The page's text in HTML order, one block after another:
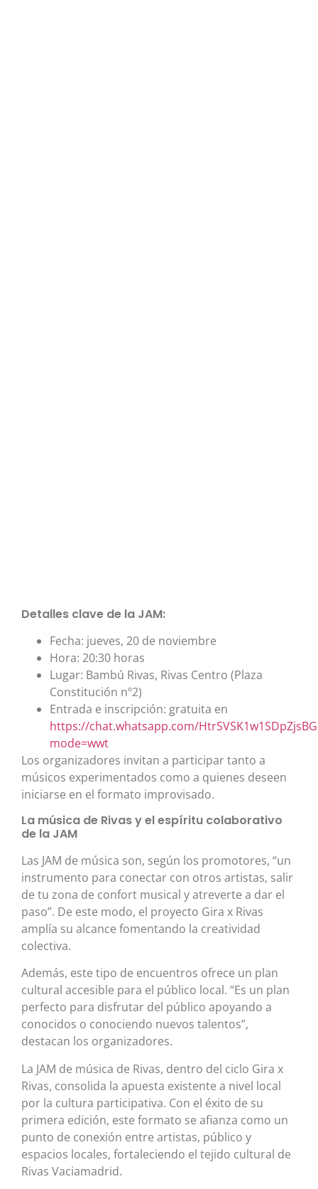
Detalles clave de la JAM:
Fecha: jueves, 20 de noviembre
Hora: 20:30 horas
Lugar: Bambú Rivas, Rivas Centro (Plaza
Constitución nº2)
Entrada e inscripción: gratuita en
https://chat.whatsapp.com/
mode=wwt
Los organizadores invitan a participar tanto a
músicos experimentados como a quienes deseen
iniciarse en el formato improvisado.
La música de Rivas y el espíritu colaborativo
de la JAM
Las JAM de música son, según los promotores, “un
instrumento para conectar con otros artistas, salir
de tu zona de confort musical y atreverte a dar el
paso”. De este modo, el proyecto Gira x Rivas
amplía su alcance fomentando la creatividad
colectiva.
Además, este tipo de encuentros ofrece un plan
cultural accesible para el público local. “Es un plan
perfecto para disfrutar del público apoyando a
conocidos o conociendo nuevos talentos”,
destacan los organizadores.
La JAM de música de Rivas, dentro del ciclo Gira x
Rivas, consolida la apuesta existente a nivel local
por la cultura participativa. Con el éxito de su
primera edición, este formato se afianza como un
punto de conexión entre artistas, público y
espacios locales, fortaleciendo el tejido cultural de
Rivas Vaciamadrid.